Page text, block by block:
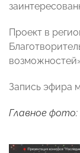
Проект в
Запись эфира
Главное фото: